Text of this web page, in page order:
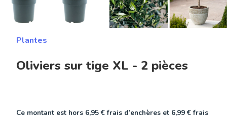
Plantes
Oliviers sur tige XL - 2 pièces
Ce montant est hors 6,95 €frais d’enchères et 6,99 €frais